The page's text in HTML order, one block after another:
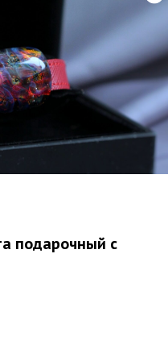
подарочный с